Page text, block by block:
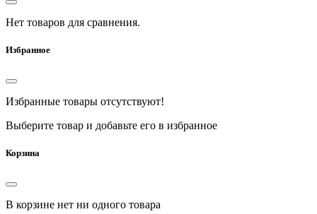
Нет товаров для сравнения.
Избранное
Избранные товары отсутствуют!
Выберите товар и добавьте его в избранное
Корзина
В корзине нет ни одного товара